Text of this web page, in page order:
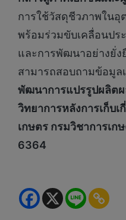
การใช้วัสดุชีวภาพใน
พร้อมร่วมขับเคลื่อนปร
และการพัฒนาอย่างยั่
สามารถสอบถามข้อมูล
พัฒนาการแปรรูปผลิต
วิทยาการหลังการเก็บ
เกษตร กรมวิชาการเก
6364